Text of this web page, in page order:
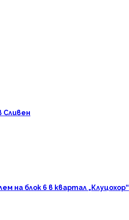
Сливен
на блок 6 в квартал „Клуцохор“